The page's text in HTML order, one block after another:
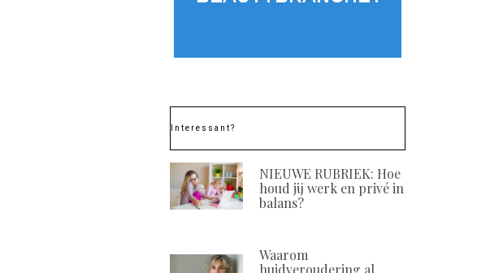
Interessant?
NIEUWE RUBRIEK: Hoe
houd jij werk en privé in
balans?
Waarom
huidveroudering al